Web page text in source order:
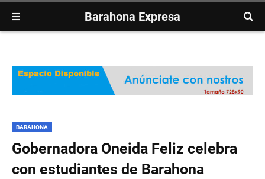
Barahona Expresa
BARAHONA
Gobernadora Oneida Feliz celebra
con estudiantes de Barahona